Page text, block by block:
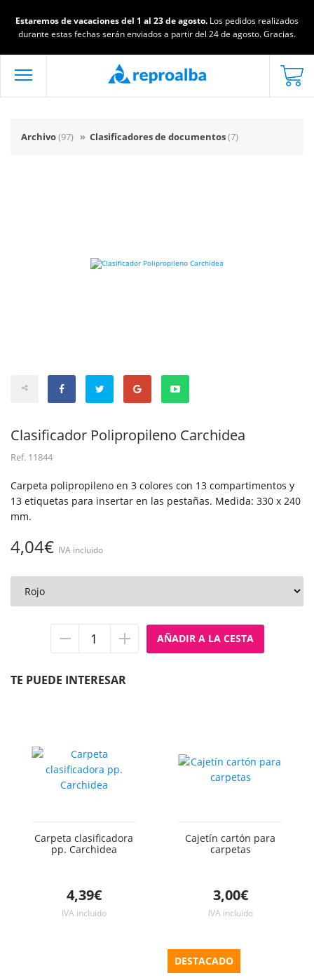
Estaremos de vacaciones del 1 al 23 de agosto. Los pedidos realizados
durante estas fechas serán enviados a partir del 24 de agosto. Gracias.
Archivo(97) » Clasificadores de documentos(7)
Clasificador Polipropileno Carchidea
Ref. 11844
Carpeta polipropileno en 3 colores con 13 compartimentos y
13 etiquetas para insertar en las pestañas. Medida: 330 x 240
mm.
4,04€ IVA incluido
TE PUEDE INTERESAR
Carpeta clasificadora
pp. Carchidea
4,39€
IVA incluido
Cajetín cartón para
carpetas
3,00€
IVA incluido
DESTACADO